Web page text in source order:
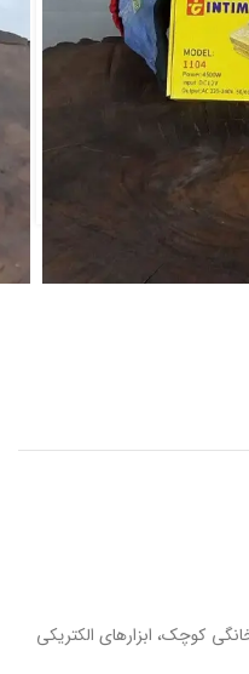
خانگی کوچک، ابزارهای الکتریکی